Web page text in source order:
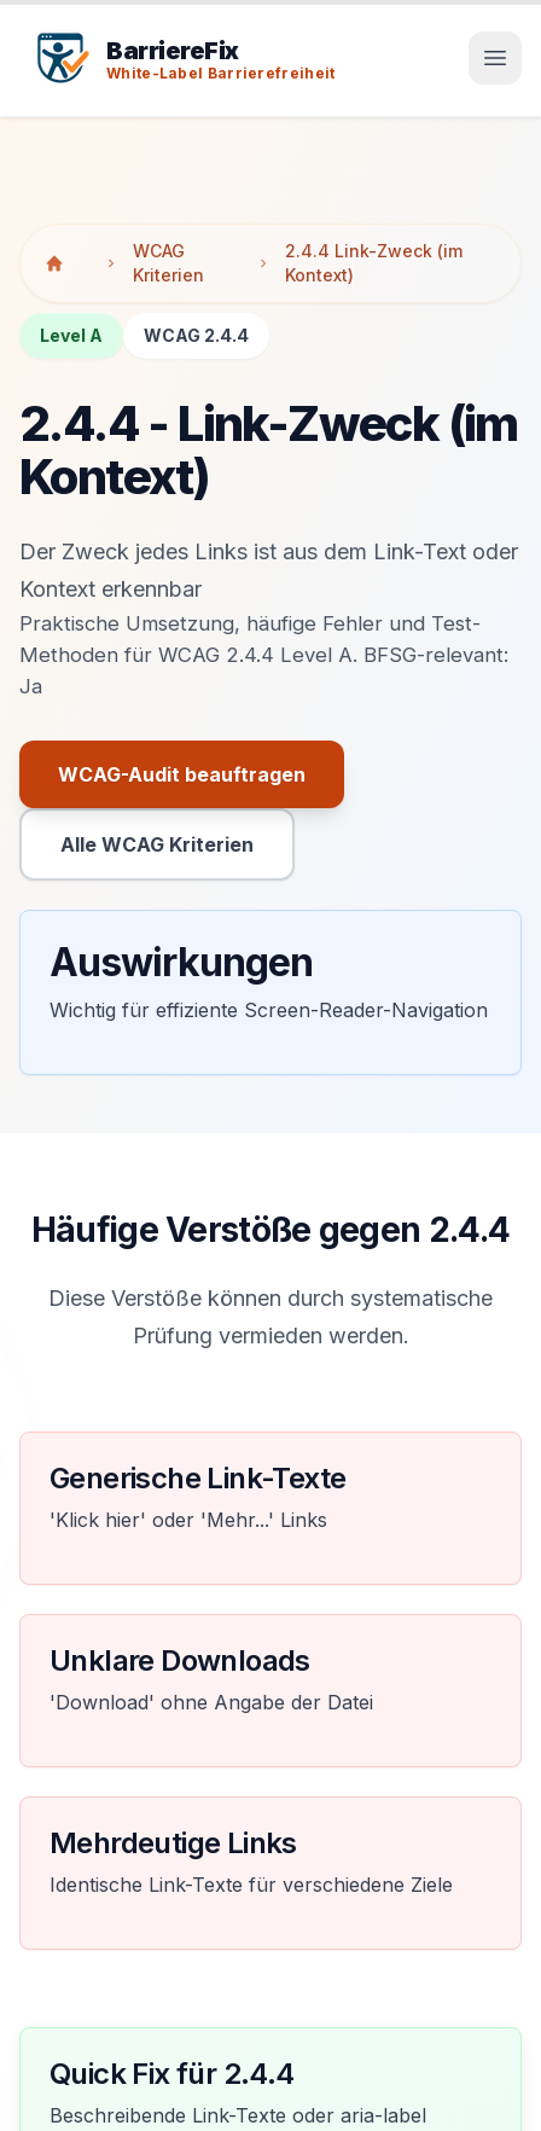
BarriereFix
White-Label Barrierefreiheit
WCAG
Kriterien
2.4.4 Link-Zweck (im
Kontext)
Level A WCAG 2.4.4
2.4.4 - Link-Zweck (im
Kontext)
Der Zweck jedes Links ist aus dem Link-Text oder
Kontext erkennbar
Praktische Umsetzung, häufige Fehler und Test-
Methoden für WCAG 2.4.4 Level A. BFSG-relevant:
Ja
WCAG-Audit beauftragen
Primäre Aktion
Alle WCAG Kriterien
Sekundäre Aktion
Auswirkungen
Wichtig für effiziente Screen-Reader-Navigation
Häufige Verstöße gegen 2.4.4
Diese Verstöße können durch systematische
Prüfung vermieden werden.
Generische Link-Texte
'Klick hier' oder 'Mehr...' Links
Unklare Downloads
'Download' ohne Angabe der Datei
Mehrdeutige Links
Identische Link-Texte für verschiedene Ziele
Quick Fix für 2.4.4
Beschreibende Link-Texte oder aria-label